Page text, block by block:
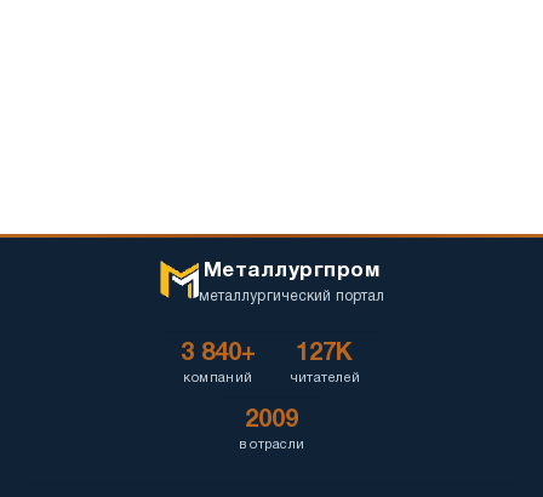
Металлургпром
металлургический портал
3 840+
компаний
127K
читателей
2009
в отрасли